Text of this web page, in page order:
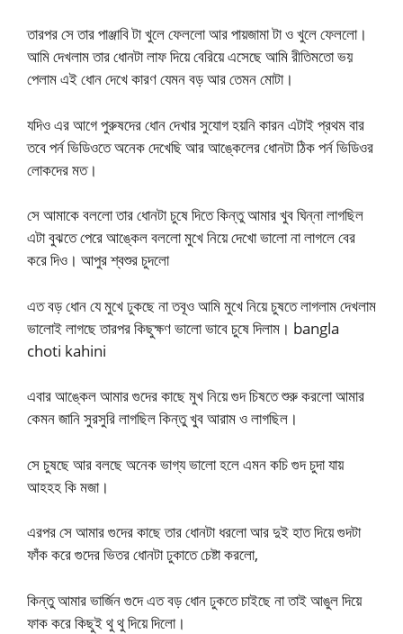
তারপর সে তার পাঞ্জাবি টা খুলে ফেললো আর পায়জামা টা ও খুলে ফেললো।
আমি দেখলাম তার ধোনটা লাফ দিয়ে বেরিয়ে এসেছে আমি রীতিমতো ভয়
পেলাম এই ধোন দেখে কারণ যেমন বড় আর তেমন মোটা।
যদিও এর আগে পুরুষদের ধোন দেখার সুযোগ হয়নি কারন এটাই প্রথম বার
তবে পর্ন ভিডিওতে অনেক দেখেছি আর আঙ্কেলের ধোনটা ঠিক পর্ন ভিডিওর
লোকদের মত।
সে আমাকে বললো তার ধোনটা চুষে দিতে কিন্তু আমার খুব ঘিন্না লাগছিল
এটা বুঝতে পেরে আঙ্কেল বললো মুখে নিয়ে দেখো ভালো না লাগলে বের
করে দিও। আপুর শ্বশুর চুদলো
এত বড় ধোন যে মুখে ঢুকছে না তবূও আমি মুখে নিয়ে চুষতে লাগলাম দেখলাম
ভালোই লাগছে তারপর কিছুক্ষণ ভালো ভাবে চুষে দিলাম। bangla
choti kahini
এবার আঙ্কেল আমার গুদের কাছে মুখ নিয়ে গুদ চিষতে শুরু করলো আমার
কেমন জানি সুরসুরি লাগছিল কিন্তু খুব আরাম ও লাগছিল।
সে চুষছে আর বলছে অনেক ভাগ্য ভালো হলে এমন কচি গুদ চুদা যায়
আহহহ কি মজা।
এরপর সে আমার গুদের কাছে তার ধোনটা ধরলো আর দুই হাত দিয়ে গুদটা
ফাঁক করে গুদের ভিতর ধোনটা ঢুকাতে চেষ্টা করলো,
কিন্তু আমার ভার্জিন গুদে এত বড় ধোন ঢুকতে চাইছে না তাই আঙুল দিয়ে
ফাক করে কিছুই থু থু দিয়ে দিলো।